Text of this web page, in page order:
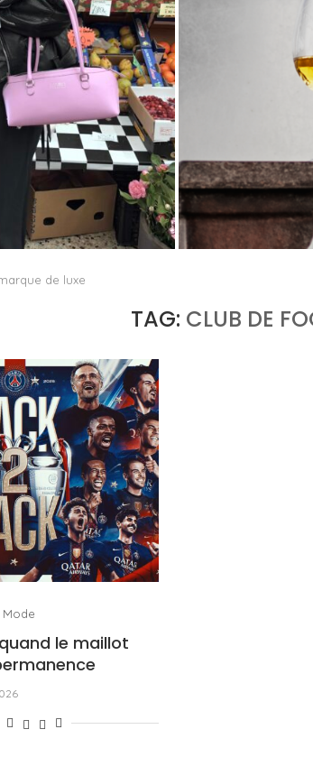
MARGIELA, OU
SEUL ORNEMENT
Iakovou
PORT
D’UNE
de luxe
TAG: CLUB DE
Mode
le maillot